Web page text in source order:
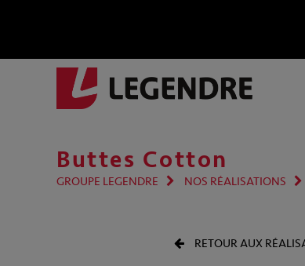
Buttes Cotton
GROUPE LEGENDRE NOS RÉALISATIONS
RETOUR AUX